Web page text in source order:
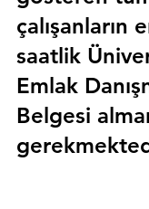
çalışanların
saatlik
Emlak
Belgesi